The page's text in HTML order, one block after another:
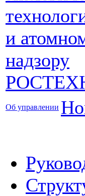
Об управлении